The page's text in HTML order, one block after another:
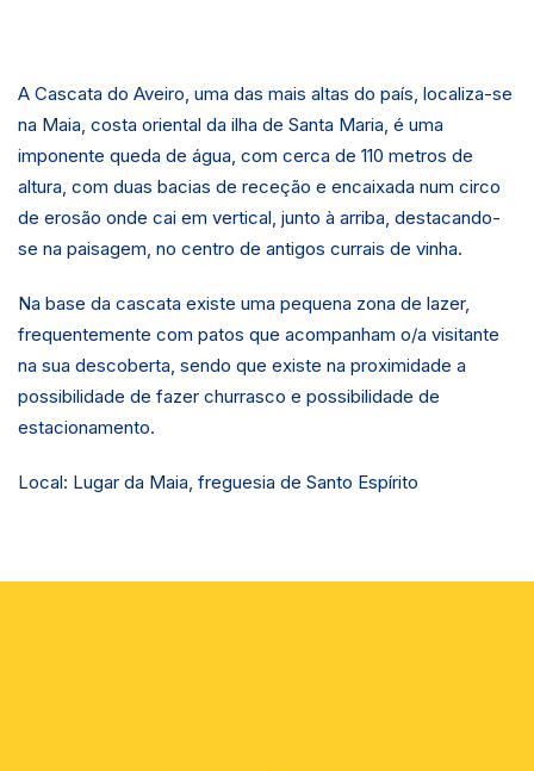
A Cascata do Aveiro, uma das mais altas do país, localiza-se
na Maia, costa oriental da ilha de Santa Maria, é uma
imponente queda de água, com cerca de 110 metros de
altura, com duas bacias de receção e encaixada num circo
de erosão onde cai em vertical, junto à arriba, destacando-
se na paisagem, no centro de antigos currais de vinha.
Na base da cascata existe uma pequena zona de lazer,
frequentemente com patos que acompanham o/a visitante
na sua descoberta, sendo que existe na proximidade a
possibilidade de fazer churrasco e possibilidade de
estacionamento.
Local: Lugar da Maia, freguesia de Santo Espírito